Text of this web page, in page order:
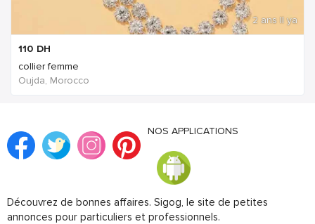
2 ans Il ya
110 DH
collier femme
Oujda, Morocco
NOS APPLICATIONS
Découvrez de bonnes affaires. Sigog, le site de petites
annonces pour particuliers et professionnels.